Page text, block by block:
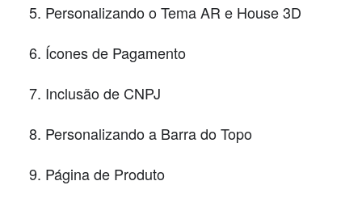
Personalizando o Tema AR e House 3D
Ícones de Pagamento
Inclusão de CNPJ
Personalizando a Barra do Topo
Página de Produto